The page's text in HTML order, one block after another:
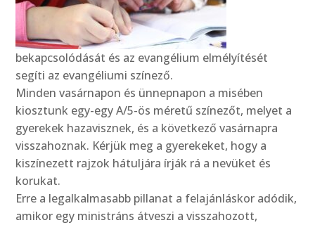
bekapcsolódását és az evangélium elmélyítését
segíti az evangéliumi színező.
Minden vasárnapon és ünnepnapon a misében
kiosztunk egy-egy A/5-ös méretű színezőt, melyet a
gyerekek hazavisznek, és a következő vasárnapra
visszahoznak. Kérjük meg a gyerekeket, hogy a
kiszínezett rajzok hátuljára írják rá a nevüket és
korukat.
Erre a legalkalmasabb pillanat a felajánláskor adódik,
amikor egy ministráns átveszi a visszahozott,